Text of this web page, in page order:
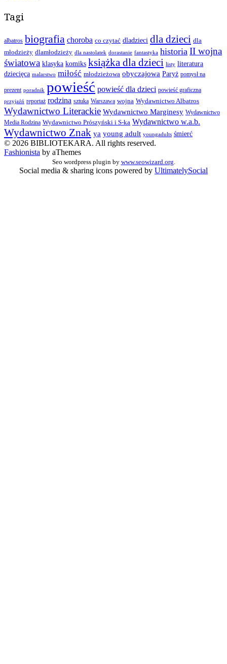
Tagi
albatros biografia choroba co czytać dladzieci dla dzieci dla
młodzieży dlamłodzieży dla nastolatek dorastanie fantastyka historia II wojna
światowa klasyka komiks książka dla dzieci listy literatura
dziecięca malarstwo miłość młodzieżowa obyczajowa Paryż pomysł na
prezent poradnik powieść powieść dla dzieci powieść graficzna
przyjaźń reportaż rodzina sztuka Warszawa wojna Wydawnictwo Albatros
Wydawnictwo Literackie Wydawnictwo Marginesy Wydawnictwo
Media Rodzina Wydawnictwo Prószyński i S-ka Wydawnictwo w.a.b.
Wydawnictwo Znak ya young adult youngadults śmierć
© 2026 BIBLIOTEKARA. All rights reserved.
Fashionista by aThemes
Seo wordpress plugin by www.seowizard.org
Social media & sharing icons powered by UltimatelySocial